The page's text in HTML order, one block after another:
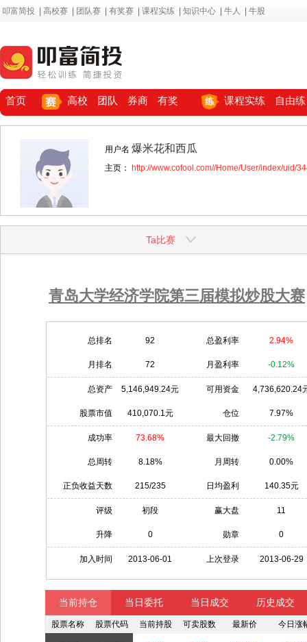
叩富简投 高校赛 团队赛 有奖赛 课程实练 知识中心 牛人 牛股
首页 高校 团队 券商 有奖 课程实练 自由练
用户名 爆米花和西瓜
主页： http://www.cofool.com//Home/User/index/uid/
Ta比赛
青岛大学经济学院第三届模拟炒股大赛
总排名 92 总盈利率 2.94%
月排名 72 月盈利率 -0.12%
总资产 5,146,949.24元 可用资金 4,736,620.24
股票市值 410,070.1元 仓位 7.97%
成功率 73.68% 最大回撤 -2.79%
总周转 8.18% 月周转 0.00%
正负收益天数 215/235 日均盈利 140.35元
评级 初段 赢大盘 11
升降 0 勋章 0
加入时间 2013-06-01 上次登录 2013-06-29
当前持仓 当日委托 当日成交 历史成交
股票名称 股票代码 当前持股 可卖股数 最新价 今日涨